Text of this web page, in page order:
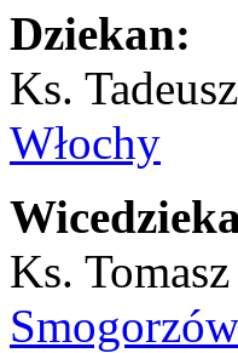
Dziekan:
Ks.
Włochy
Ks.
Smogorzów